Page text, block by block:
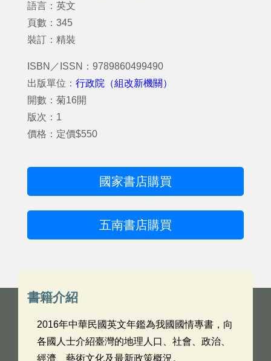
語言：英文
頁數：345
裝訂：精裝
ISBN／ISSN：9789860499490
出版單位： 行政院（組改新機關）
開數：菊16開
版次：1
價格：定價$550
國家書店購買
五南書店購買
書籍介紹
2016年中華民國英文年鑑為我國國情專書，向
各國人士介紹臺灣的地理人口、社會、政治、
經濟、藝術文化及最新政策概況。